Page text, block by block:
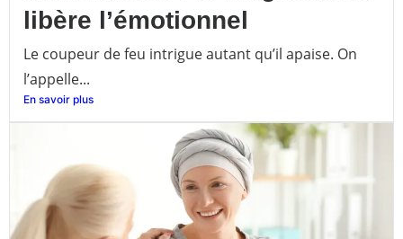
libère l’émotionnel
Le coupeur de feu intrigue autant qu’il apaise. On
l’appelle...
En savoir plus